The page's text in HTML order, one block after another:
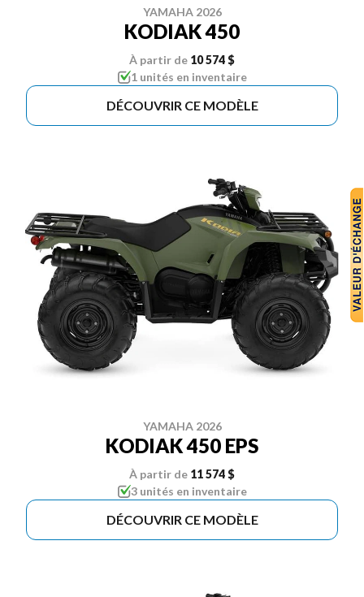
YAMAHA 2026
KODIAK 450
À partir de 10 574 $
1 unités en inventaire
DÉCOUVRIR CE MODÈLE
YAMAHA 2026
KODIAK 450 EPS
À partir de 11 574 $
3 unités en inventaire
DÉCOUVRIR CE MODÈLE